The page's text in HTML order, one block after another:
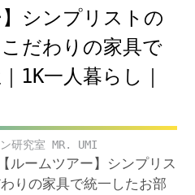
】シンプリストの
だわりの家具で
1K一人暮らし｜
研究室 MR. UMI
ルームツアー】シンプリス
りの家具で統一したお部